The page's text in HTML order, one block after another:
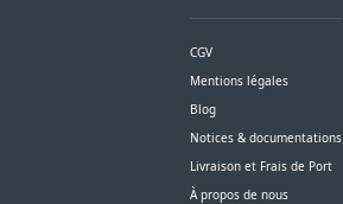
CGV
Mentions légales
Blog
Notices & documentations
Livraison et Frais de Port
À propos de nous